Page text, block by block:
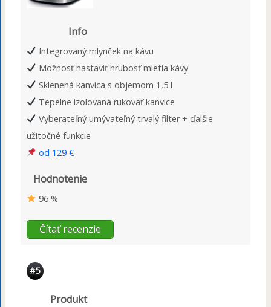
Info
Integrovaný mlynček na kávu
Možnosť nastaviť hrubosť mletia kávy
Sklenená kanvica s objemom 1,5 l
Tepelne izolovaná rukoväť kanvice
Vyberateľný umývateľný trvalý filter + ďalšie
užitočné funkcie
od 129 €
Hodnotenie
96 %
Čítať recenzie
#5
Produkt